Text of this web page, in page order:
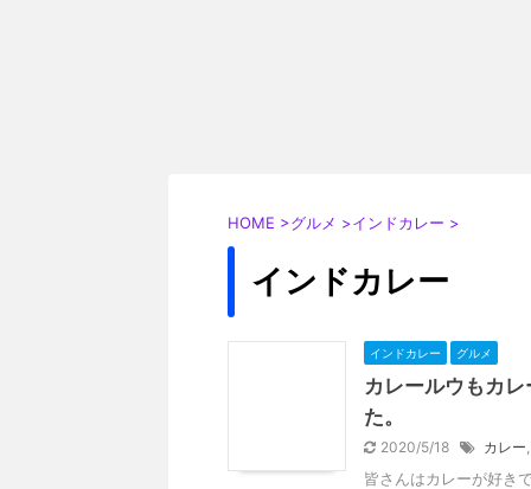
HOME >グルメ >インドカレー >
インドカレー
インドカレー グルメ
カレールウもカ
た。
2020/5/18 カレー
皆さんはカレーが好き